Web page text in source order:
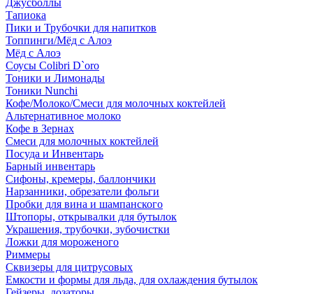
Джусболлы
Тапиока
Пики и Трубочки для напитков
Топпинги/Мёд с Алоэ
Мёд с Алоэ
Соусы Colibri D`oro
Тоники и Лимонады
Тоники Nunchi
Кофе/Молоко/Смеси для молочных коктейлей
Альтернативное молоко
Кофе в Зернах
Смеси для молочных коктейлей
Посуда и Инвентарь
Барный инвентарь
Сифоны, кремеры, баллончики
Нарзанники, обрезатели фольги
Пробки для вина и шампанского
Штопоры, открывалки для бутылок
Украшения, трубочки, зубочистки
Ложки для мороженого
Риммеры
Сквизеры для цитрусовых
Емкости и формы для льда, для охлаждения бутылок